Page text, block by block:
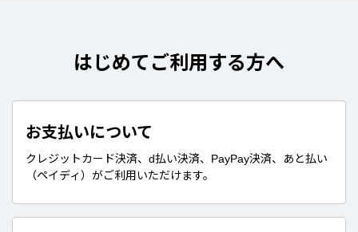
はじめてご利用する方へ
お支払いについて
クレジットカード決済、d払い決済、PayPay決済、あと払い
（ペイディ）がご利用いただけます。